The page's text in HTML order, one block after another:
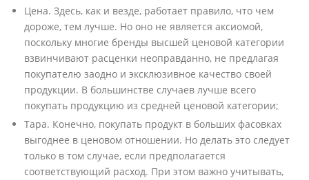
Цена. Здесь, как и везде, работает правило, что чем
дороже, тем лучше. Но оно не является аксиомой,
поскольку многие бренды высшей ценовой категории
взвинчивают расценки неоправданно, не предлагая
покупателю заодно и эксклюзивное качество своей
продукции. В большинстве случаев лучше всего
покупать продукцию из средней ценовой категории;
Тара. Конечно, покупать продукт в больших фасовках
выгоднее в ценовом отношении. Но делать это следует
только в том случае, если предполагается
соответствующий расход. При этом важно учитывать,